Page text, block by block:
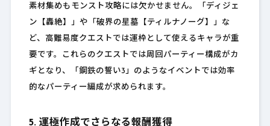
素材集めもモンスト攻略には欠かせません。「ディジェ
ン【轟絶】」や「破界の星墓【ティルナノーグ】」な
ど、高難易度クエストでは運枠として使えるキャラが重
要です。これらのクエストでは周回パーティー構成がカ
ギとなり、「鋼鉄の誓い3」のようなイベントでは効率
的なパーティー編成が求められます。
5. 運極作成でさらなる報酬獲得